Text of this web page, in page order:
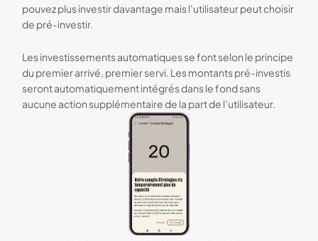
pouvez plus investir davantage mais l’utilisateur peut choisir
de pré-investir.
Les investissements automatiques se font selon le principe
du premier arrivé, premier servi. Les montants pré-investis
seront automatiquement intégrés dans le fond sans
aucune action supplémentaire de la part de l’utilisateur.